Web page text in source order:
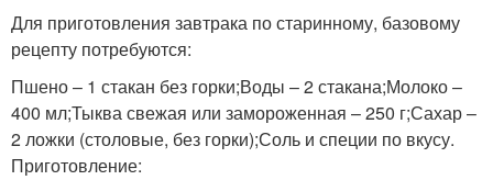
Для приготовления завтрака по старинному, базовому
рецепту потребуются:
Пшено – 1 стакан без горки;Воды – 2 стакана;Молоко –
400 мл;Тыква свежая или замороженная – 250 г;Сахар –
2 ложки (столовые, без горки);Соль и специи по вкусу.
Приготовление: